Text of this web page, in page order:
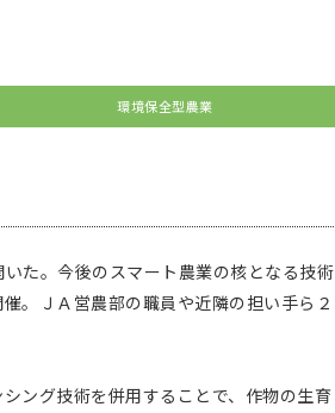
環境保全型農業
た。今後のスマート農業の核となる技術
。ＪＡ営農部の職員や近隣の担い手ら２
ング技術を併用することで、作物の生育